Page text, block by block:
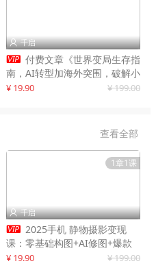
 千启
 付费文章《世界变局生存指
南，AI转型加海外突围，破解小
城市生存陷阱》
¥ 19.90 ¥ 199.00
查看全部
1章1课
 千启
 2025手机 静物摄影变现
课：零基础构图+AI修图+爆款
创作
¥ 19.90 ¥ 199.00